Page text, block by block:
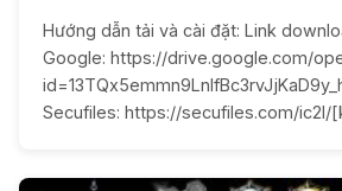
Hướng dẫn tải và cài đặt: Link
Google: https://drive.google.com/
Secufiles: https://secufiles.com/ic2l/